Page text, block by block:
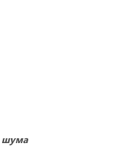
шума